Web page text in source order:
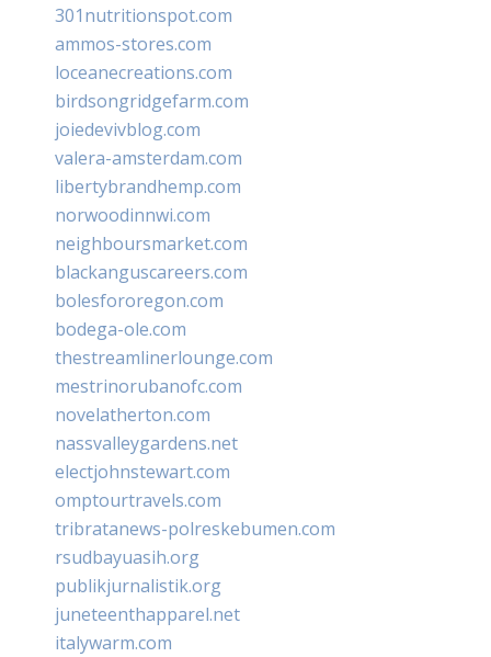
301nutritionspot.com
ammos-stores.com
loceanecreations.com
birdsongridgefarm.com
joiedevivblog.com
valera-amsterdam.com
libertybrandhemp.com
norwoodinnwi.com
neighboursmarket.com
blackanguscareers.com
bolesfororegon.com
bodega-ole.com
thestreamlinerlounge.com
mestrinorubanofc.com
novelatherton.com
nassvalleygardens.net
electjohnstewart.com
omptourtravels.com
tribratanews-polreskebumen.com
rsudbayuasih.org
publikjurnalistik.org
juneteenthapparel.net
italywarm.com